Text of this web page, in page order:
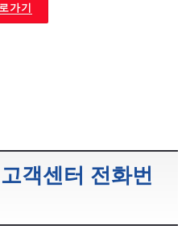
가기
객센터 전화번